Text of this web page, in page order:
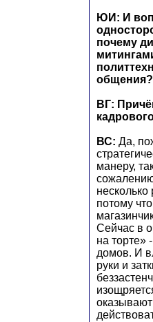
ЮИ: И
почему
общения?
ВГ:
ВС: Да,
манеру,
потому
Сейчас в
на торте»
домов. И
руки и